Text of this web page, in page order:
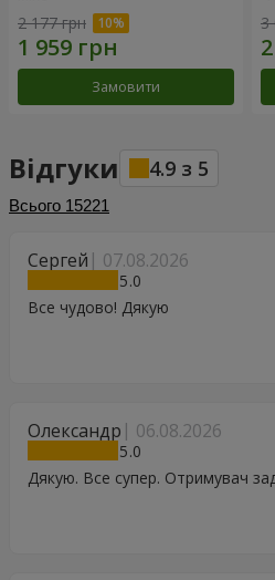
2 177 грн
Замовити
3
Відгуки 4.9 з 5
Всього 15221
Сергей 07.08.2026
5
Все чудово! Дякую
Олександр 06.08.2026
5
Дякую. Все супер. Отримувач